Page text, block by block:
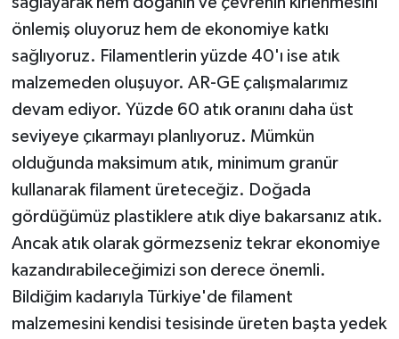
önlemiş oluyoruz hem de ekonomiye katkı
sağlıyoruz. Filamentlerin yüzde 40'ı ise atık
malzemeden oluşuyor. AR-GE çalışmalarımız
devam ediyor. Yüzde 60 atık oranını daha üst
seviyeye çıkarmayı planlıyoruz. Mümkün
olduğunda maksimum atık, minimum granür
kullanarak filament üreteceğiz. Doğada
gördüğümüz plastiklere atık diye bakarsanız atık.
Ancak atık olarak görmezseniz tekrar ekonomiye
kazandırabileceğimizi son derece önemli.
Bildiğim kadarıyla Türkiye'de filament
malzemesini kendisi tesisinde üreten başta yedek